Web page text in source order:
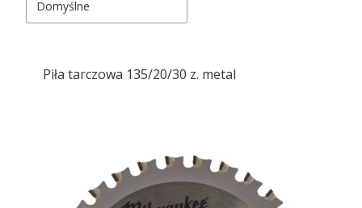
Domyślne
Piła tarczowa 135/20/30 z. metal